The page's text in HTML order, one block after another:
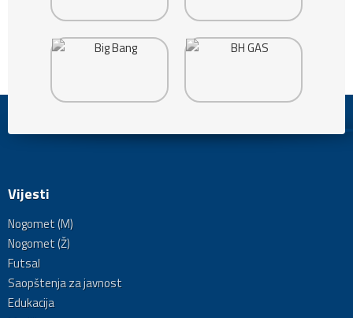
Vijesti
Nogomet (M)
Nogomet (Ž)
Futsal
Saopštenja za javnost
Edukacija